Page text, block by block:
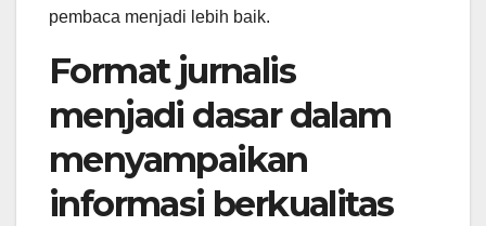
pembaca menjadi lebih baik.
Format jurnalis
menjadi dasar dalam
menyampaikan
informasi berkualitas